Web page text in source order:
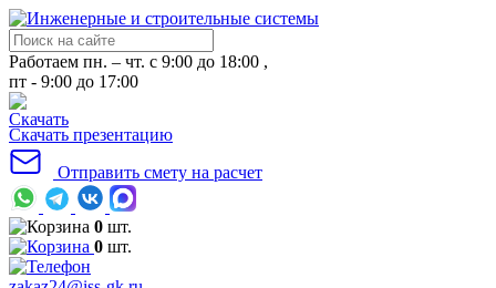
Работаем пн. – чт. с 9:00 до 18:00 ,
пт - 9:00 до 17:00
Скачать презентацию
Отправить смету на расчет
0 шт.
0 шт.